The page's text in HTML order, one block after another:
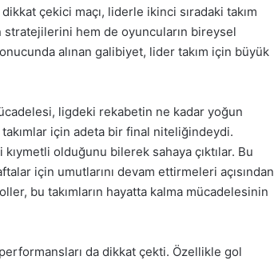
çekici maçı, liderle ikinci sıradaki takım
stratejilerini hem de oyuncuların bireysel
alınan galibiyet, lider takım için büyük
ligdeki rekabetin ne kadar yoğun
için adeta bir final niteliğindeydi.
olduğunu bilerek sahaya çıktılar. Bu
için umutlarını devam ettirmeleri açısından
bu takımların hayatta kalma mücadelesinin
da dikkat çekti. Özellikle gol